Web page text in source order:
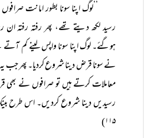
’’لوگ اپنا سونا بطور امانت
رسید لکھ دیتے تھے، پھر رفتہ رفتہ
ہوگئے۔ لوگ اپنا سونا واپس لینے کم آتے
نے سونا قرض دینا شروع کردیا۔ پھر جب
معاملات کرتے ہیں تو صرافوں نے
رسیدیں دینا شروع کردیں۔ اس طرح
۱۱۵)